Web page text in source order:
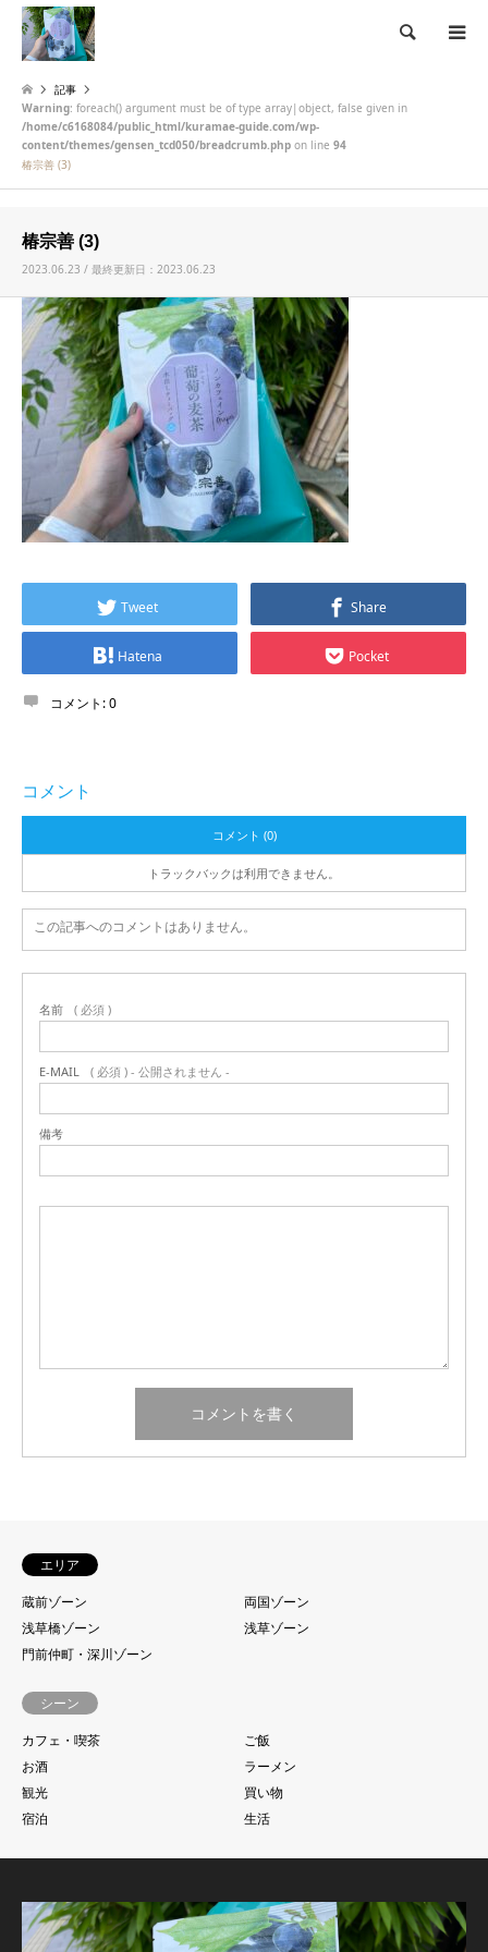
検索
記事
Warning: foreach() argument must be of type array|object, false given in
/home/c6168084/public_html/kuramae-guide.com/wp-
content/themes/gensen_tcd050/breadcrumb.php on line 94
椿宗善 (3)
椿宗善 (3)
2023.06.23 / 最終更新日：2023.06.23
Tweet Share
Hatena Pocket
コメント:0
コメント
コメント (0)
トラックバックは利用できません。
この記事へのコメントはありません。
名前 ( 必須 )
E-MAIL ( 必須 ) - 公開されません -
備考
エリア
蔵前ゾーン
両国ゾーン
浅草橋ゾーン
浅草ゾーン
門前仲町・深川ゾーン
シーン
カフェ・喫茶
ご飯
お酒
ラーメン
観光
買い物
宿泊
生活